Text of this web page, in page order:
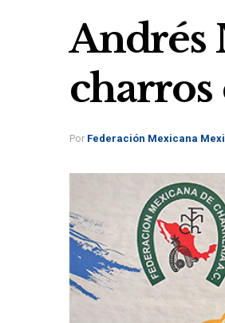
Andrés
charros
Por Federación Mexicana